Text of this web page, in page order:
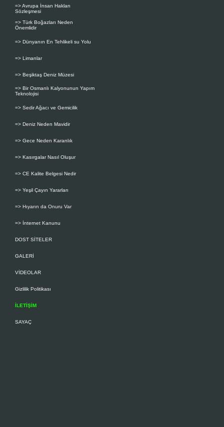
=> Avrupa İnsan Hakları
Sözleşmesi
=> Türk Boğazları Neden
Önemlidir
=> Dünyanın En Tehlikeli su Yolu
=> Limanlar
=> Beşiktaş Deniz Müzesi
=> Bir Osmanlı Kalyonunun Yapım
Teknolojisi
=> Sedir Ağacı ve Gemicilik
=> Deniz Neden Mavidir
=> Gece Neden Karanlık
=> Kasırgalar Nasıl Oluşur
=> CE Kalite Belgesi Nedir
=> Yeşil Çayın Yararları
=> Hıyarın da Onuru Var
=> İnternet Kanunu
DOST SİTELER
GALERİ
VİDEOLAR
Gizlilik Politikası
İLETİŞİM
SAYAÇ